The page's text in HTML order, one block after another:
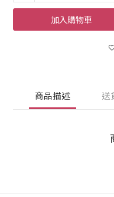
加入購物車
商品描述 送